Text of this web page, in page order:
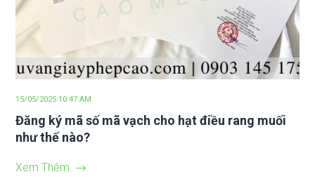
15/05/2025 10:47 AM
Đăng ký mã số mã vạch cho hạt điều rang muối
như thế nào?
Xem Thêm